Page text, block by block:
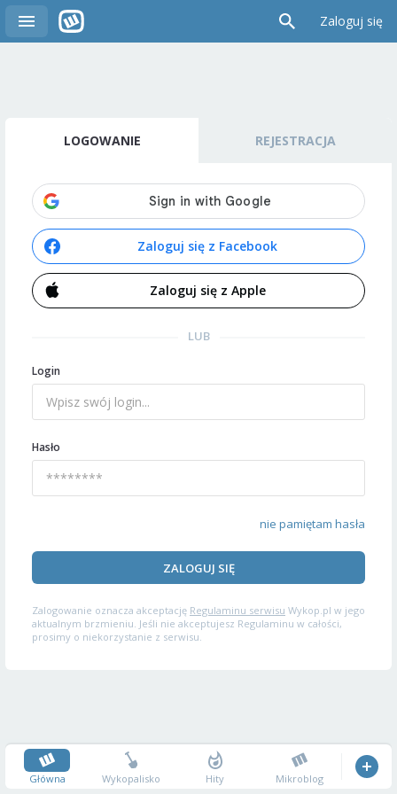
Zaloguj się
LOGOWANIE REJESTRACJA
Zaloguj się z Facebook
Zaloguj się z Apple
LUB
Login
Hasło
nie pamiętam hasła
ZALOGUJ SIĘ
Zalogowanie oznacza akceptację Regulaminu serwisu Wykop.pl w jego
aktualnym brzmieniu. Jeśli nie akceptujesz Regulaminu w całości,
prosimy o niekorzystanie z serwisu.
Główna Wykopalisko Hity Mikroblog